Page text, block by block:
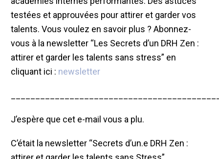
testées et approuvées pour attirer et garder vos
talents. Vous voulez en savoir plus ? Abonnez-
vous à la newsletter “Les Secrets d’un DRH Zen :
attirer et garder les talents sans stress” en
cliquant ici : newsletter
J’espère que cet e-mail vous a plu.
C’était la newsletter “Secrets d’un.e DRH Zen :